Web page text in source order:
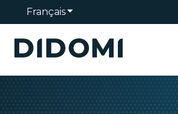
FrançaisAfficher le sous-menu